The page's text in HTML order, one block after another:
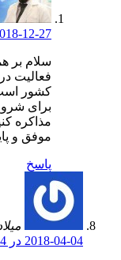
2018-12-27 در
سلام بر
فعالیت
کشور
برای
مذاکره
موفق و
پاسخ
2018-04-04 در 10:34